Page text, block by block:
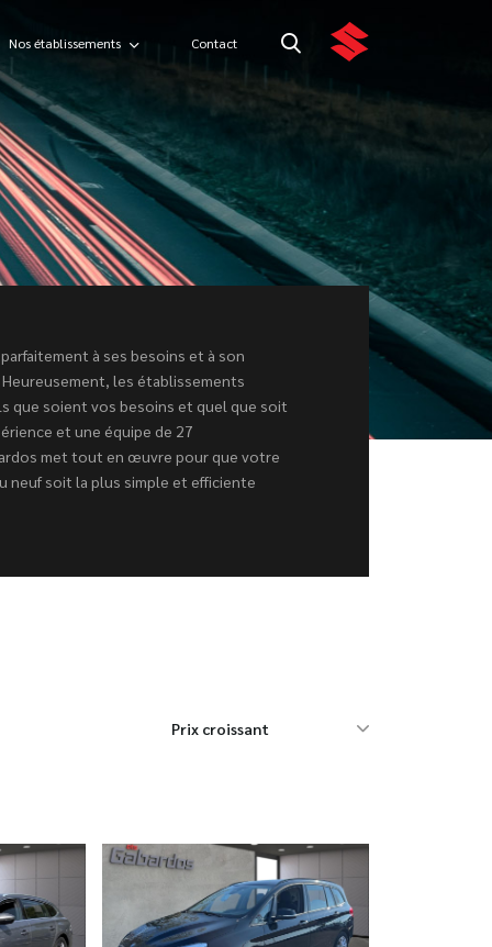
Nos établissements Contact
à ses besoins et à son
les établissements
que soient vos besoins et quel que soit
et une équipe de 27
met tout en œuvre pour que votre
neuf soit la plus simple et efficiente
Prix croissant